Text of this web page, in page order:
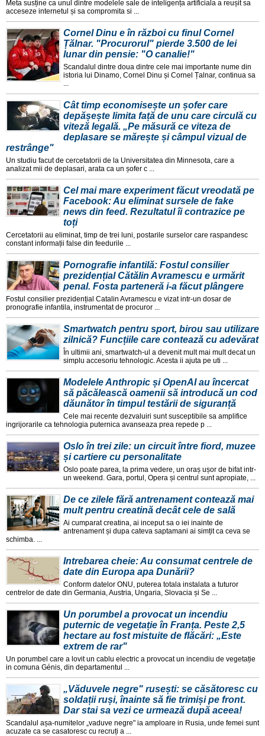
Meta susține ca unul dintre modelele sale de inteligența artificiala a reușit sa
acceseze internetul și sa compromita si ...
Cornel Dinu e în război cu finul Cornel
Țălnar. "Procurorul" pierde 3.500 de lei
lunar din pensie: "O canalie!"
Scandalul dintre doua dintre cele mai importante nume din
istoria lui Dinamo, Cornel Dinu și Cornel Țalnar, continua sa
...
Cât timp economisește un șofer care
depășește limita față de unu care circulă cu
viteză legală. „Pe măsură ce viteza de
deplasare se mărește și câmpul vizual de
restrânge"
Un studiu facut de cercetatorii de la Universitatea din Minnesota, care a
analizat mii de deplasari, arata ca un șofer c ...
Cel mai mare experiment făcut vreodată pe
Facebook: Au eliminat sursele de fake
news din feed. Rezultatul îi contrazice pe
toți
Cercetatorii au eliminat, timp de trei luni, postarile surselor care raspandesc
constant informații false din feedurile ...
Pornografie infantilă: Fostul consilier
prezidențial Cătălin Avramescu e urmărit
penal. Fosta parteneră i-a făcut plângere
Fostul consilier prezidențial Catalin Avramescu e vizat intr-un dosar de
pronografie infantila, instrumentat de procuror ...
Smartwatch pentru sport, birou sau utilizare
zilnică? Funcțiile care contează cu adevărat
În ultimii ani, smartwatch-ul a devenit mult mai mult decat un
simplu accesoriu tehnologic. Acesta ii ajuta pe uti ...
Modelele Anthropic și OpenAI au încercat
să păcălească oamenii să introducă un cod
dăunător în timpul testării de siguranță
Cele mai recente dezvaluiri sunt susceptibile sa amplifice
ingrijorarile ca tehnologia puternica avanseaza prea repede p ...
Oslo în trei zile: un circuit între fiord, muzee
și cartiere cu personalitate
Oslo poate parea, la prima vedere, un oraș ușor de bifat intr-
un weekend. Gara, portul, Opera și centrul sunt apropiate, ...
De ce zilele fără antrenament contează mai
mult pentru creatină decât cele de sală
Ai cumparat creatina, ai inceput sa o iei inainte de
antrenament și dupa cateva saptamani ai simțit ca ceva se
schimba. ...
Intrebarea cheie: Au consumat centrele de
date din Europa apa Dunării?
Conform datelor ONU, puterea totala instalata a tuturor
centrelor de date din Germania, Austria, Ungaria, Slovacia și Se ...
Un porumbel a provocat un incendiu
puternic de vegetație în Franța. Peste 2,5
hectare au fost mistuite de flăcări: „Este
extrem de rar"
Un porumbel care a lovit un cablu electric a provocat un incendiu de vegetație
in comuna Génis, din departamentul ...
„Văduvele negre" rusești: se căsătoresc cu
soldații ruși, înainte să fie trimiși pe front.
Dar stai sa vezi ce urmează după aceea!
Scandalul așa-numitelor „vaduve negre" ia amploare in Rusia, unde femei sunt
acuzate ca se casatoresc cu recruți a ...